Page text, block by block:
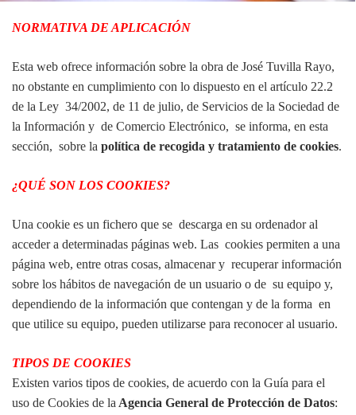
NORMATIVA DE APLICACIÓN
Esta web ofrece información sobre la obra de José Tuvilla Rayo,
no obstante en cumplimiento con lo dispuesto en el artículo 22.2
de la Ley 34/2002, de 11 de julio, de Servicios de la Sociedad de
la Información y de Comercio Electrónico, se informa, en esta
sección, sobre la política de recogida y tratamiento de cookies.
¿QUÉ SON LOS COOKIES?
Una cookie es un fichero que se descarga en su ordenador al
acceder a determinadas páginas web. Las cookies permiten a una
página web, entre otras cosas, almacenar y recuperar información
sobre los hábitos de navegación de un usuario o de su equipo y,
dependiendo de la información que contengan y de la forma en
que utilice su equipo, pueden utilizarse para reconocer al usuario.
TIPOS DE COOKIES
Existen varios tipos de cookies, de acuerdo con la Guía para el
uso de Cookies de la Agencia General de Protección de Datos: